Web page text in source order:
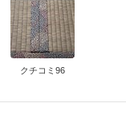
クチコミ96